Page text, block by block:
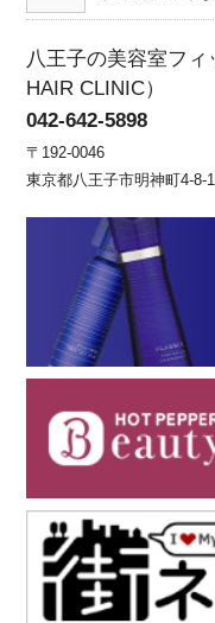
八王子の美容室フ
HAIR CLINIC）
042-642-5898
〒192-0046
東京都八王子市明神町4-8-